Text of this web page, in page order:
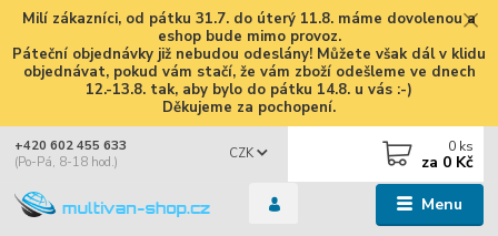
Milí zákazníci, od pátku 31.7. do úterý 11.8. máme dovolenou a
eshop bude mimo provoz.
Páteční objednávky již nebudou odeslány! Můžete však dál v klidu
objednávat, pokud vám stačí, že vám zboží odešleme ve dnech
12.-13.8. tak, aby bylo do pátku 14.8. u vás :-)
Děkujeme za pochopení.
Menu
CZK
+420 602 455 633
(Po-Pá, 8-18 hod.)
0 ks
za 0 Kč